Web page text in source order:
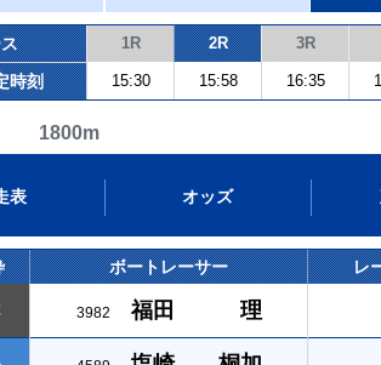
1R 2R 3R
時刻 15:30 15:58 16:35
表 オッズ
ボートレーサー レ
3982 福田 理